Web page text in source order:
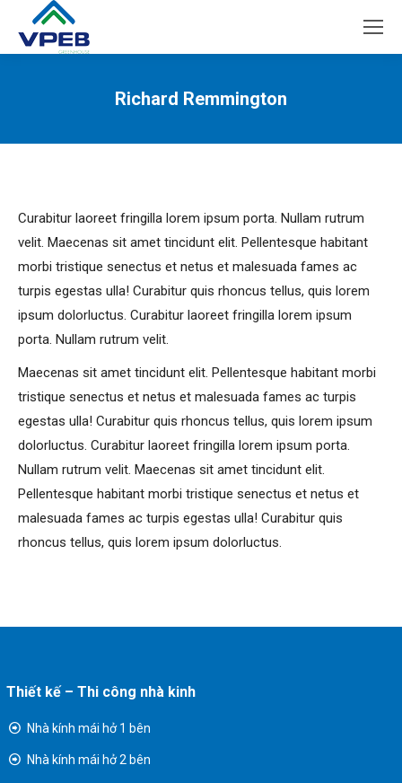
Richard Remmington
Curabitur laoreet fringilla lorem ipsum porta. Nullam rutrum
velit. Maecenas sit amet tincidunt elit. Pellentesque habitant
morbi tristique senectus et netus et malesuada fames ac
turpis egestas ulla! Curabitur quis rhoncus tellus, quis lorem
ipsum dolorluctus. Curabitur laoreet fringilla lorem ipsum
porta. Nullam rutrum velit.
Maecenas sit amet tincidunt elit. Pellentesque habitant morbi
tristique senectus et netus et malesuada fames ac turpis
egestas ulla! Curabitur quis rhoncus tellus, quis lorem ipsum
dolorluctus. Curabitur laoreet fringilla lorem ipsum porta.
Nullam rutrum velit. Maecenas sit amet tincidunt elit.
Pellentesque habitant morbi tristique senectus et netus et
malesuada fames ac turpis egestas ulla! Curabitur quis
rhoncus tellus, quis lorem ipsum dolorluctus.
Thiết kế – Thi công nhà kinh
Nhà kính mái hở 1 bên
Nhà kính mái hở 2 bên